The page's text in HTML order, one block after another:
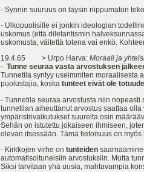
- Synnin suuruus on täysin riippumaton
- Ulkopuolisille ei jonkin ideologian
uskomus (että diletantismin
uskomusta, väitettä totena vai enkö.
19.4.65 > Urpo Harva: Moraali ja
- Tunne seuraa vasta arvostuksen
Tunnetila syntyy useimmiten moraalisesta
puolustajia, koska tunteet eivät ole
- Tunnetila seuraa arvostusta niin
tunnetilan aiheuttanut arvostus saattaa
ympäristövaikutukset suurelta osin
Sehän on istutettu jokaiseen ihmiseen,
olevan itsessään. Tämä tietoisuus on myös
- Kirkkojen virhe on tunteiden
automatisoituneisiin arvostuksiin. Mutta
Siksi tarvitaan yhä uusia, mahtavampia